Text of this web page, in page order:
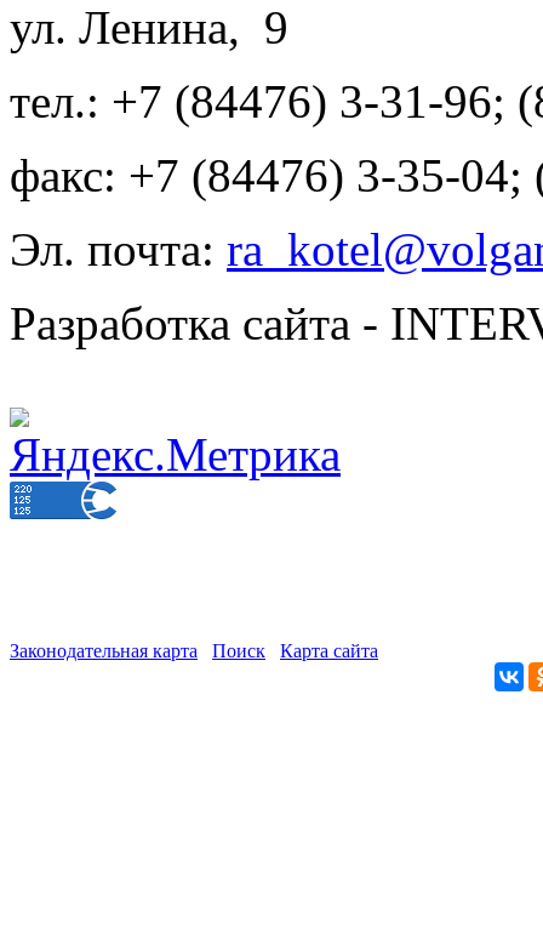
ул. Ленина, 9
тел.: +7 (84476) 3-31-96;
факс: +7 (84476) 3-35-04;
Эл. почта:
Разработка сайта -
Законодательная карта Поиск Карта сайта